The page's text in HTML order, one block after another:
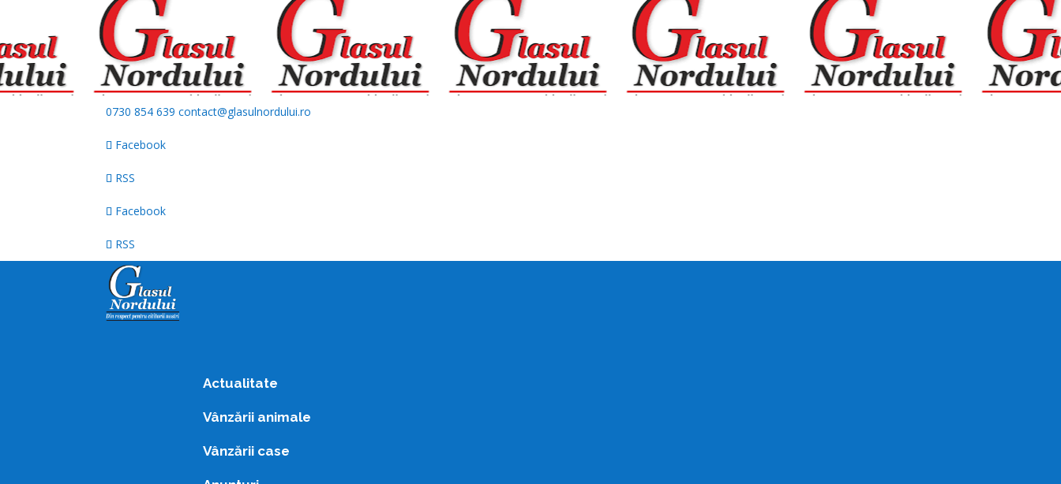
0730 854 639 contact@glasulnordului.ro
Facebook
RSS
Facebook
RSS
Actualitate
Vânzării animale
Vânzării case